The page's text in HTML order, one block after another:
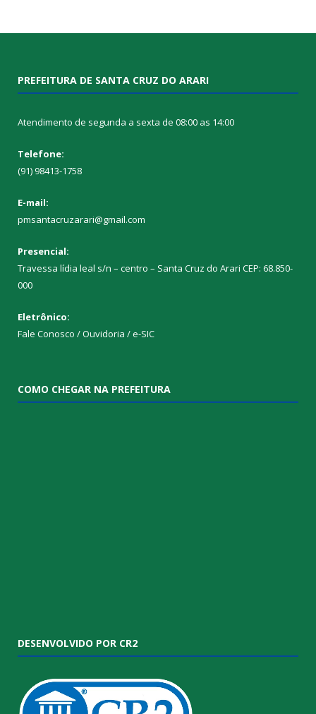
PREFEITURA DE SANTA CRUZ DO ARARI
Atendimento de segunda a sexta de 08:00 as 14:00
Telefone:
(91) 98413-1758
E-mail:
pmsantacruzarari@gmail.com
Presencial:
Travessa lídia leal s/n – centro – Santa Cruz do Arari CEP: 68.850-
000
Eletrônico:
Fale Conosco / Ouvidoria / e-SIC
COMO CHEGAR NA PREFEITURA
DESENVOLVIDO POR CR2